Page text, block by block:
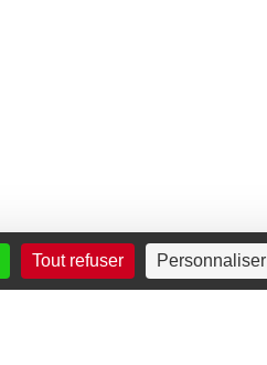
Tout refuser Personnaliser